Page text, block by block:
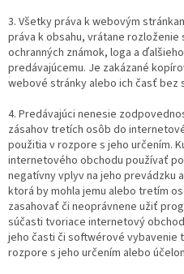
3. Všetky práva k webovým
práva k obsahu, vrátane
ochranných známok, loga a
predávajúcemu. Je zakázané
webové stránky alebo ich časť bez
4. Predávajúci nenesie
zásahov tretích osôb do
použitia v rozpore s jeho určením.
internetového obchodu používať
negatívny vplyv na jeho prevádzku
ktorá by mohla jemu alebo tretím
zasahovať či neoprávnene užiť
súčasti tvoriace internetový
jeho časti či softwérové vybavenie
rozpore s jeho určením alebo